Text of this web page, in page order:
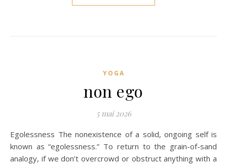
YOGA
non ego
5 mai 2026
Egolessness The nonexistence of a solid, ongoing self is
known as “egolessness.” To return to the grain-of-sand
analogy, if we don’t overcrowd or obstruct anything with a